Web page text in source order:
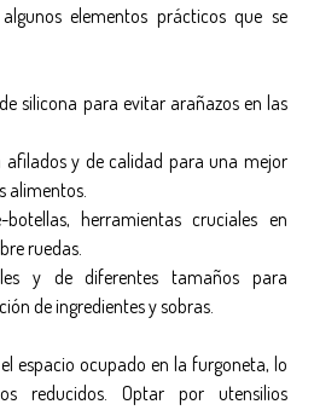
elementos prácticos que se
silicona para evitar arañazos en las
afilados y de calidad para una mejor
alimentos.
herramientas cruciales en
ruedas.
y de diferentes tamaños para
de ingredientes y sobras.
espacio ocupado en la furgoneta, lo
reducidos. Optar por utensilios